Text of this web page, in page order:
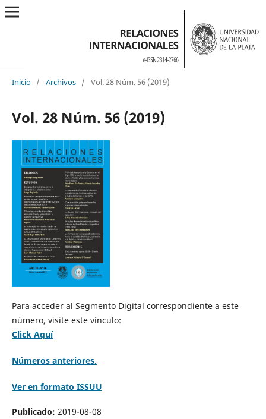
Inicio / Archivos / Vol. 28 Núm. 56 (2019)
Vol. 28 Núm. 56 (2019)
Para acceder al Segmento Digital correspondiente a este
número, visite este vínculo:
Click Aquí
Números anteriores.
Ver en formato ISSUU
Publicado: 2019-08-08